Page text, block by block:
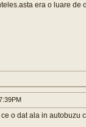
era o luare
o dat ala in autobuzu